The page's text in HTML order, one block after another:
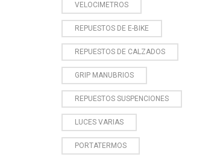
VELOCIMETROS
REPUESTOS DE E-BIKE
REPUESTOS DE CALZADOS
GRIP MANUBRIOS
REPUESTOS SUSPENCIONES
LUCES VARIAS
PORTATERMOS